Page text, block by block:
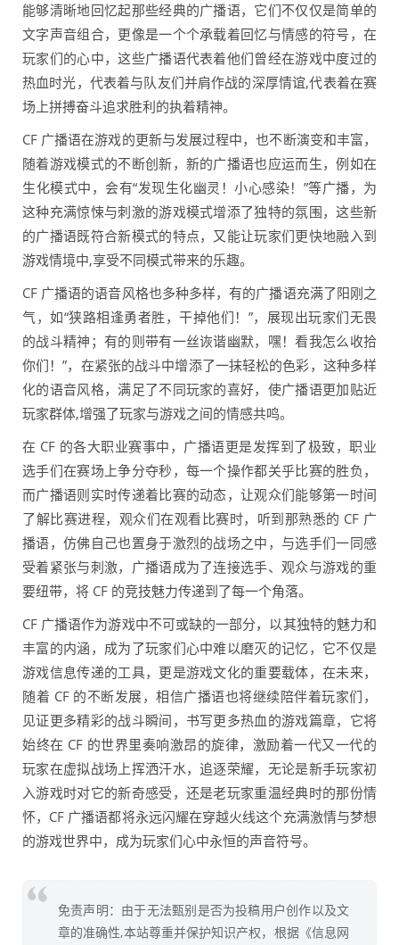
能够清晰地回忆起那些经典的广播语，它们不仅仅是简单的
文字声音组合，更像是一个个承载着回忆与情感的符号，在
玩家们的心中，这些广播语代表着他们曾经在游戏中度过的
热血时光，代表着与队友们并肩作战的深厚情谊,代表着在赛
场上拼搏奋斗追求胜利的执着精神。
CF 广播语在游戏的更新与发展过程中，也不断演变和丰富，
随着游戏模式的不断创新，新的广播语也应运而生，例如在
生化模式中，会有“发现生化幽灵！小心感染！”等广播，为
这种充满惊悚与刺激的游戏模式增添了独特的氛围，这些新
的广播语既符合新模式的特点，又能让玩家们更快地融入到
游戏情境中,享受不同模式带来的乐趣。
CF 广播语的语音风格也多种多样，有的广播语充满了阳刚之
气，如“狭路相逢勇者胜，干掉他们！”，展现出玩家们无畏
的战斗精神；有的则带有一丝诙谐幽默，嘿！看我怎么收拾
你们！”，在紧张的战斗中增添了一抹轻松的色彩，这种多样
化的语音风格，满足了不同玩家的喜好，使广播语更加贴近
玩家群体,增强了玩家与游戏之间的情感共鸣。
在 CF 的各大职业赛事中，广播语更是发挥到了极致，职业
选手们在赛场上争分夺秒，每一个操作都关乎比赛的胜负，
而广播语则实时传递着比赛的动态，让观众们能够第一时间
了解比赛进程，观众们在观看比赛时，听到那熟悉的 CF 广
播语，仿佛自己也置身于激烈的战场之中，与选手们一同感
受着紧张与刺激，广播语成为了连接选手、观众与游戏的重
要纽带，将 CF 的竞技魅力传递到了每一个角落。
CF 广播语作为游戏中不可或缺的一部分，以其独特的魅力和
丰富的内涵，成为了玩家们心中难以磨灭的记忆，它不仅是
游戏信息传递的工具，更是游戏文化的重要载体，在未来，
随着 CF 的不断发展，相信广播语也将继续陪伴着玩家们，
见证更多精彩的战斗瞬间，书写更多热血的游戏篇章，它将
始终在 CF 的世界里奏响激昂的旋律，激励着一代又一代的
玩家在虚拟战场上挥洒汗水，追逐荣耀，无论是新手玩家初
入游戏时对它的新奇感受，还是老玩家重温经典时的那份情
怀，CF 广播语都将永远闪耀在穿越火线这个充满激情与梦想
的游戏世界中，成为玩家们心中永恒的声音符号。
免责声明：由于无法甄别是否为投稿用户创作以及文
章的准确性,本站尊重并保护知识产权，根据《信息网